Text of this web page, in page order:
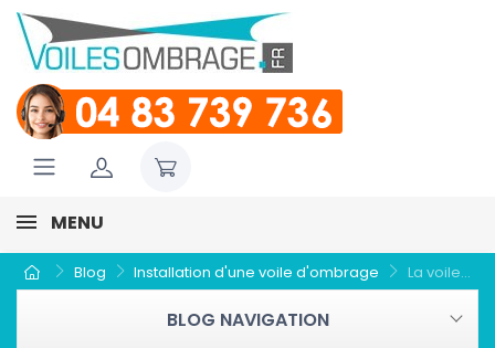
MENU
Blog Installation d'une voile d'ombrage La voile...
BLOG NAVIGATION